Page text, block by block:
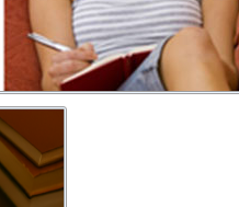
Рецепты
Русская